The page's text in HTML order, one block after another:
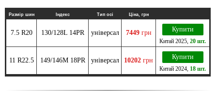
Размір шин Індекс Тип осі Ціна, грн
7.5 R20 130/128L 14PR універсал 7449 грн Купити
Китай 2025 20 шт.
11 R22.5 149/146M 18PR універсал 10202 грн Купити
Китай 2024 18 шт.